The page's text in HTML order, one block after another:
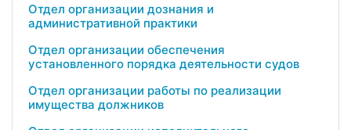
Отдел организации дознания и
административной практики
Отдел организации обеспечения
установленного порядка деятельности судов
Отдел организации работы по реализации
имущества должников